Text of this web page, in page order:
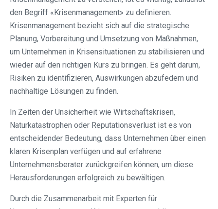
den Begriff «Krisenmanagement» zu definieren.
Krisenmanagement bezieht sich auf die strategische
Planung, Vorbereitung und Umsetzung von Maßnahmen,
um Unternehmen in Krisensituationen zu stabilisieren und
wieder auf den richtigen Kurs zu bringen. Es geht darum,
Risiken zu identifizieren, Auswirkungen abzufedern und
nachhaltige Lösungen zu finden.
In Zeiten der Unsicherheit wie Wirtschaftskrisen,
Naturkatastrophen oder Reputationsverlust ist es von
entscheidender Bedeutung, dass Unternehmen über einen
klaren Krisenplan verfügen und auf erfahrene
Unternehmensberater zurückgreifen können, um diese
Herausforderungen erfolgreich zu bewältigen.
Durch die Zusammenarbeit mit Experten für